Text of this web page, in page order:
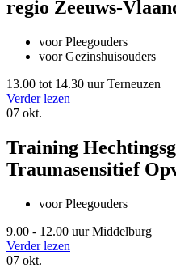
regio Zeeuws-
voor Pleegouders
voor Gezinshuisouders
13.00 tot 14.30 uurTerneuzen
Verder lezen
07 okt.
Training
Traumasensitief
voor Pleegouders
9.00 - 12.00 uurMiddelburg
Verder lezen
07 okt.